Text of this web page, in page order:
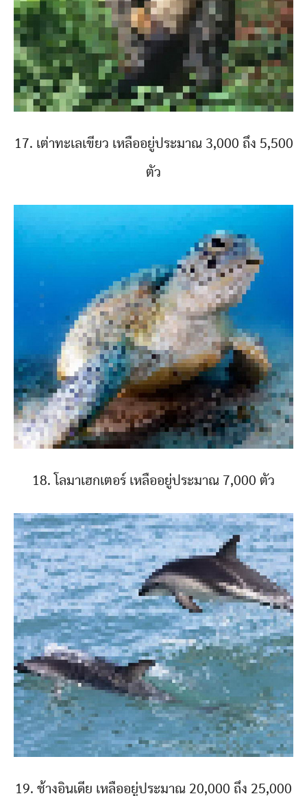
17. เต่าทะเลเขียว เหลืออยู่ประมาณ 3,000 ถึง 5,500
ตัว
18. โลมาเฮกเตอร์ เหลืออยู่ประมาณ 7,000 ตัว
19. ช้างอินเดีย เหลืออยู่ประมาณ 20,000 ถึง 25,000